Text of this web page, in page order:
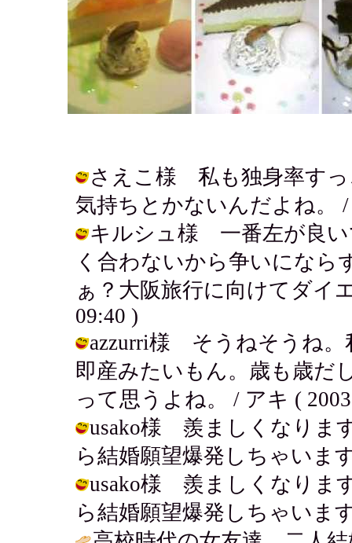
さえこ様 私も独身率すっ
気持ちとかないんだよね。 /
キルシュ様 一番左が良い
く合わないから争いになら
ぁ？大阪旅行に向けてダイ
09:40 )
azzurri様 そうねそうね。
即産みたいもん。歳も歳だ
って思うよね。 / アキ (
usako様 羨ましくなりま
ら結婚願望爆発しちゃいま
usako様 羨ましくなりま
ら結婚願望爆発しちゃいま